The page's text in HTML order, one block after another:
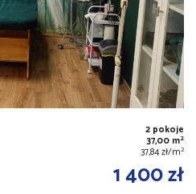
2 pokoje
37,00 m2
37,84 zł/m2
1 400 zł